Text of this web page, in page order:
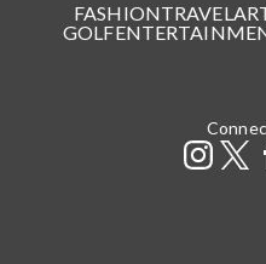
FASHIONTRAVEL
GOLF